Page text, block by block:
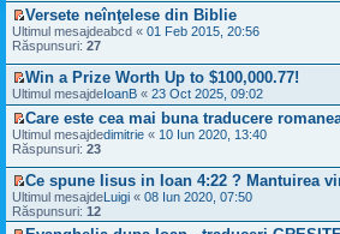
m
e
s
a
j
n
e
c
i
t
i
t
i
u
l
t
i
m
u
l
m
e
s
a
j
n
e
c
V
e
i
u
l
t
i
m
u
l
m
e
s
a
Versete neînţelese din Biblie
Ultimul mesajdeabcd « 01 Feb 2015, 20:56
Răspunsuri: 27
V
e
z
i
u
t
i
m
u
Win a Prize Worth Up to $100,000.77!
Ultimul mesajdeIoanB « 23 Oct 2025, 09:02
V
e
i
u
l
t
Care este cea mai buna traducere
Ultimul mesajdedimitrie « 10 Iun 2020, 13:40
Răspunsuri: 23
V
e
z
Ce spune Iisus in Ioan 4:22 ? Mantuirea
Ultimul mesajdeLuigi « 08 Iun 2020, 07:50
Răspunsuri: 12